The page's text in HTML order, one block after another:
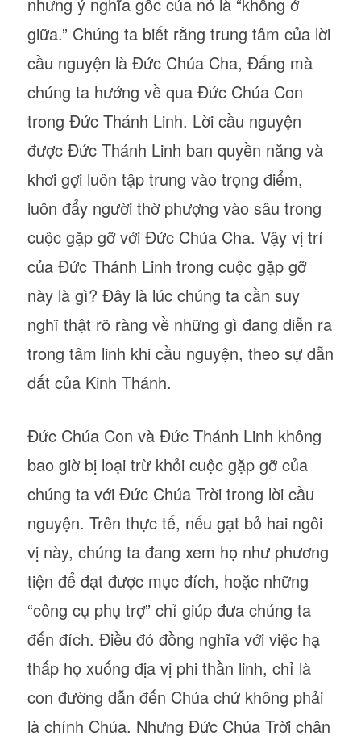
giữa.” Chúng ta biết rằng trung tâm của lời
cầu nguyện là Đức Chúa Cha, Đấng mà
chúng ta hướng về qua Đức Chúa Con
trong Đức Thánh Linh. Lời cầu nguyện
được Đức Thánh Linh ban quyền năng và
khơi gợi luôn tập trung vào trọng điểm,
luôn đẩy người thờ phượng vào sâu trong
cuộc gặp gỡ với Đức Chúa Cha. Vậy vị trí
của Đức Thánh Linh trong cuộc gặp gỡ
này là gì? Đây là lúc chúng ta cần suy
nghĩ thật rõ ràng về những gì đang diễn ra
trong tâm linh khi cầu nguyện, theo sự dẫn
dắt của Kinh Thánh.
Đức Chúa Con và Đức Thánh Linh không
bao giờ bị loại trừ khỏi cuộc gặp gỡ của
chúng ta với Đức Chúa Trời trong lời cầu
nguyện. Trên thực tế, nếu gạt bỏ hai ngôi
vị này, chúng ta đang xem họ như phương
tiện để đạt được mục đích, hoặc những
“công cụ phụ trợ” chỉ giúp đưa chúng ta
đến đích. Điều đó đồng nghĩa với việc hạ
thấp họ xuống địa vị phi thần linh, chỉ là
con đường dẫn đến Chúa chứ không phải
là chính Chúa. Nhưng Đức Chúa Trời chân